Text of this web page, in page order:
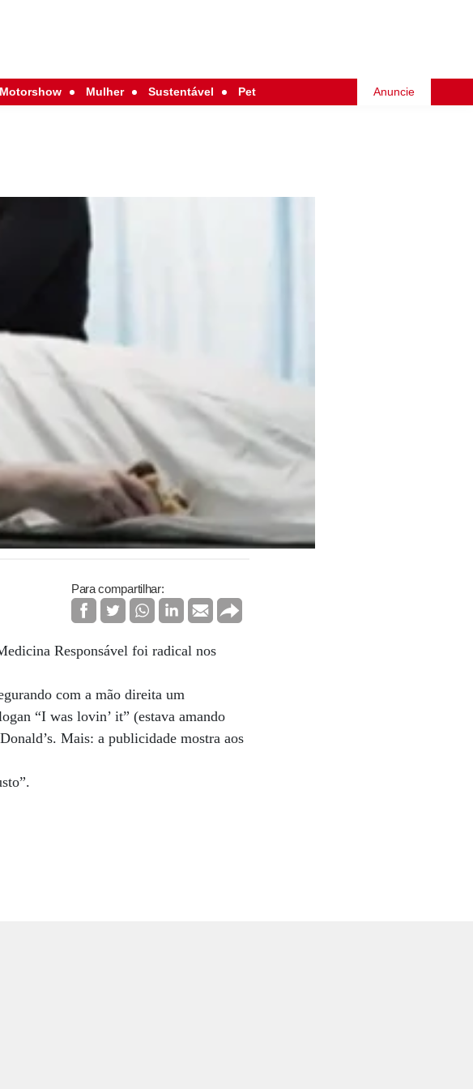
Motorshow Mulher Sustentável Pet Anuncie
Para compartilhar:
Responsável foi radical nos
com a mão direita um
“I was lovin’ it” (estava amando
Mais: a publicidade mostra aos